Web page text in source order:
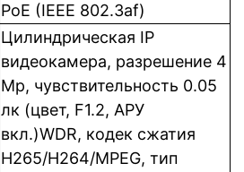
PoE (IEEE 802.3af)
Цилиндрическая IP
видеокамера, разрешение 4
Mp, чувствительность 0.05
лк (цвет, F1.2, АРУ
вкл.)WDR, кодек сжатия
Н265/H264/MPEG, тип